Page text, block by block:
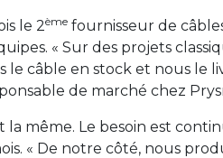
le 2ème fournisseur de
« Sur des projets
le câble en stock et nous le
de marché chez
la même. Le besoin est
« De notre côté, nous